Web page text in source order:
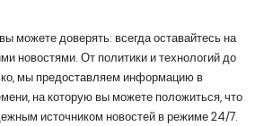
можете доверять: всегда оставайтесь на
новостями. От политики и технологий до
мы предоставляем информацию в
на которую вы можете положиться, что
источником новостей в режиме 24/7.